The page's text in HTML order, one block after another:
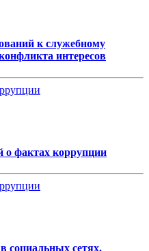
к служебному
интересов
о фактах коррупции
социальных сетях.